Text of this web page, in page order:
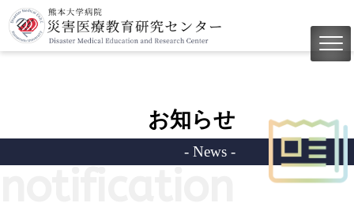
お知らせ
- News -